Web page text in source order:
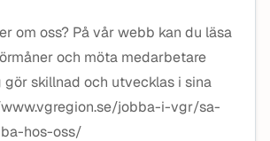
om oss? På vår webb kan du läsa
och möta medarbetare
gör skillnad och utvecklas i sina
jobba-i-vgr/sa-
hos-oss/